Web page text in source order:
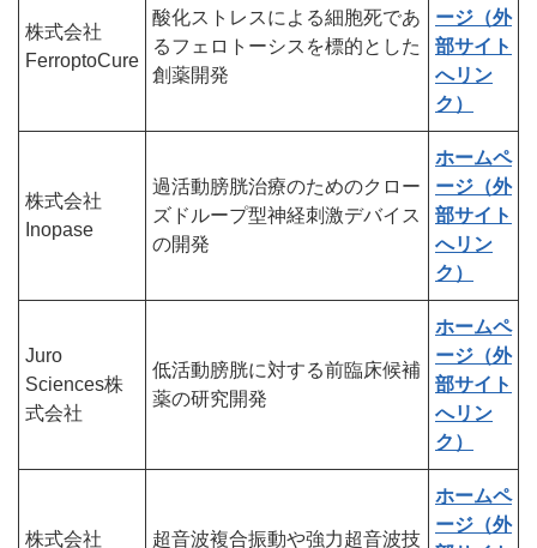
株式会社
FerroptoCure
酸化ストレスによる細胞死であ
るフェロトーシスを標的とした
創薬開発
ージ（外
部サイト
へリン
ク）
株式会社
Inopase
過活動膀胱治療のためのクロー
ズドループ型神経刺激デバイス
の開発
ホームペ
ージ（外
部サイト
へリン
ク）
Juro
Sciences株
式会社
低活動膀胱に対する前臨床候補
薬の研究開発
ホームペ
ージ（外
部サイト
へリン
ク）
株式会社
超音波複合振動や強力超音波技
ホームペ
ージ（外